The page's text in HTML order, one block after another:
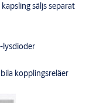
säljs separat
lysdioder
kopplingsreläer